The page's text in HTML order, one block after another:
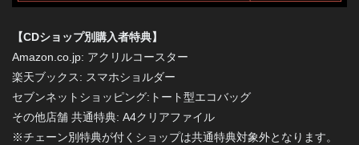
【CDショップ別購入者特典】
Amazon.co.jp: アクリルコースター
楽天ブックス: スマホショルダー
セブンネットショッピング:トート型エコバッグ
その他店舗 共通特典: A4クリアファイル
※チェーン別特典が付くショップは共通特典対象外となります。